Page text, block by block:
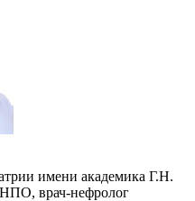
имени академика Г.Н.
врач-нефролог